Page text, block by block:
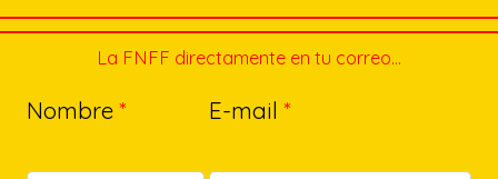
La FNFF directamente en tu correo…
Nombre* E-mail *